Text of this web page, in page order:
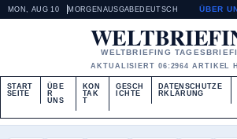
MON, AUG 10 MORGENAUSGABEDEUTSCH ÜBER
WELTBRIEFING
AKTUALISIERT 06:2964 ARTIKEL
START
SEITE
ÜBE
R
UNS
KON
TAK
T
GESCH
ICHTE
DATENSCHUTZE
RKLÄRUNG